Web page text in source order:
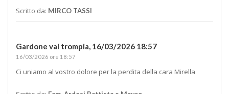
Scritto da: MIRCO TASSI
Gardone val trompia, 16/03/2026 18:57
16/03/2026 ore 18:57
Ci uniamo al vostro dolore per la perdita della cara Mirella